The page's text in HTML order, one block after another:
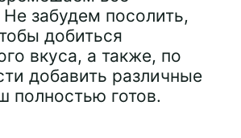
забудем посолить,
добиться
вкуса, а также, по
добавить различные
полностью готов.